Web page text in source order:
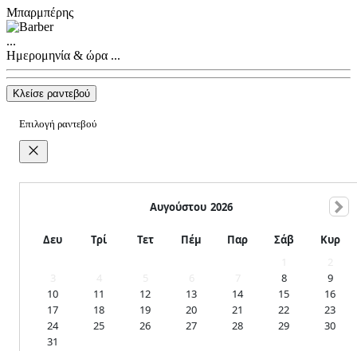
Μπαρμπέρης
...
Ημερομηνία & ώρα ...
Κλείσε ραντεβού
Επιλογή ραντεβού
Αυγούστου 2026
Δευ Τρί Τετ Πέμ Παρ Σάβ
Κυρ
8
9
10
11 12 13 14 15
16
17
18 19 20 21 22
23
24
25 26 27 28 29
30
31